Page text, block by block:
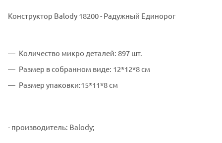
Конструктор Balody 18200 - Радужный Единорог
Количество микро деталей: 897 шт.
Размер в собранном виде: 12*12*8 см
Размер упаковки:15*11*8 см
- производитель: Balody;